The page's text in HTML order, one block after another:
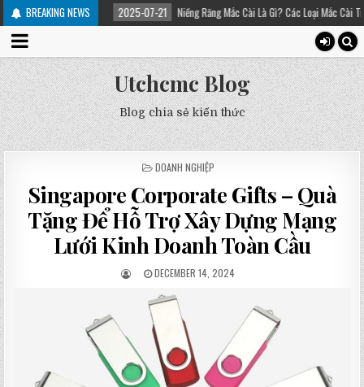
BREAKING NEWS
trị 2025-07-21 Niềng Răng Mắc Cài Là Gì? Các Loại Mắc Cài Trong Niềng
Utchcmc Blog
Blog chia sẻ kiến thức
POSTED
DOANH NGHIỆP
Singapore Corporate Gifts – Quà
Tặng Để Hỗ Trợ Xây Dựng Mạng
Lưới Kinh Doanh Toàn Cầu
DECEMBER 14, 2024